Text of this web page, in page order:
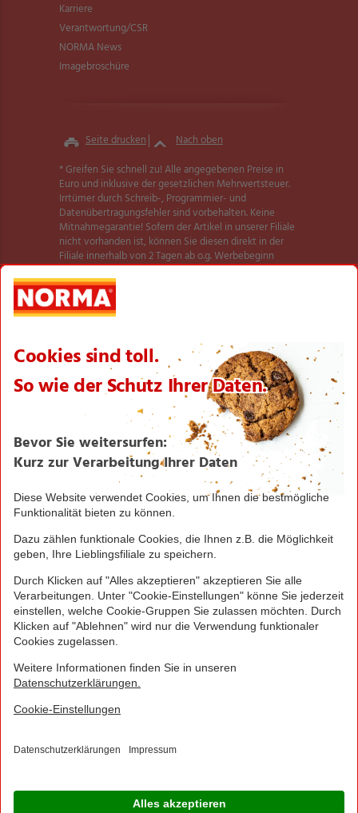
Karriere
Verantwortung/CSR
NORMA News
Imagebroschüre
Seite drucken
Nach oben
* Greifen Sie schnell zu! Alle angegebenen Preise in
Euro und inklusive der gesetzlichen Mehrwertsteuer.
Irrtümer durch Schreib-, Programmier- und
Datenübertragungsfehler sind vorbehalten. Keine
Mitnahmegarantie! Sofern der Artikel in unserer Filiale
nicht vorhanden ist, können Sie diesen direkt in der
Filiale innerhalb von 2 Tagen ab o.g. Werbebeginn
bestellen und zwar ohne Kaufzwang. Es ist nicht
ausgeschlossen, dass Sie einzelne Artikel zu Beginn der
Werbeaktion unerwartet und ausnahmsweise in einer
Filiale nicht vorfinden. Wir helfen Ihnen gerne weiter.
Aktionsartikel finden Sie auf
dieser Seite
Textilien und Schuhe teilweise nicht in allen Größen
erhältlich.
** Angebot gültig für registrierte Nutzer der NORMA
Plus App. Es gelten die Coupon-Bedingungen in der
NORMA Plus App.
1Bei Aktivierung eines Startpakets ist die Buchung
jedes Smart-Tarifs für die ersten 4 Wochen möglich!
Hierzu muss kein zusätzliches Guthaben aufgeladen
werden.
Deutschland Multibrand GmbH, Landgrabenweg 151,
53227 Bonn, welche auch Ihr Vertragspartner ist.
© 2016 - 2026 NORMA Lebensmittelfilialbetrieb
Stiftung & Co. KG
Sitemap Kontakt
Barrierefreiheitserklärung Compliance
Jetzt Ihre NORMA Filiale auswählen und noch
mehr Angebote entdecken!